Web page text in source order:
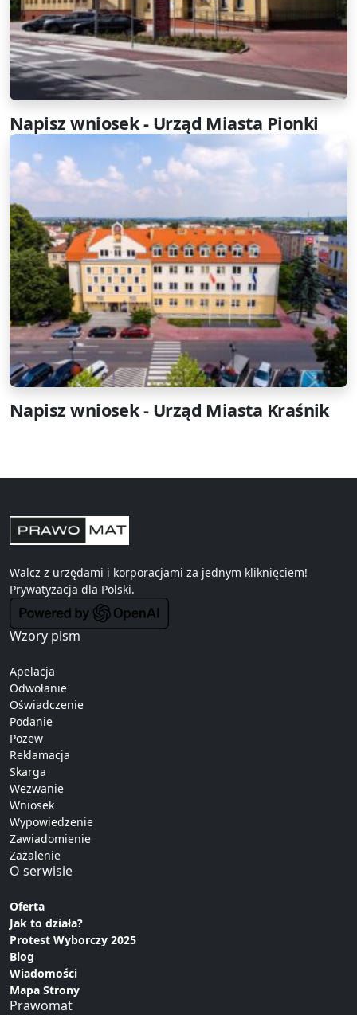
Napisz wniosek - Urząd Miasta Pionki
Napisz wniosek - Urząd Miasta Kraśnik
Walcz z urzędami i korporacjami za jednym kliknięciem!
Prywatyzacja dla Polski.
Wzory pism
Apelacja
Odwołanie
Oświadczenie
Podanie
Pozew
Reklamacja
Skarga
Wezwanie
Wniosek
Wypowiedzenie
Zawiadomienie
Zażalenie
O serwisie
Oferta
Jak to działa?
Protest Wyborczy 2025
Blog
Wiadomości
Mapa Strony
Prawomat